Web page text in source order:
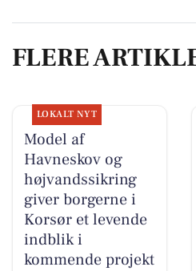
FLERE
LOKALT NYT
Model af
Havneskov og
højvandssikring
giver borgerne i
Korsør et levende
indblik i
kommende projekt